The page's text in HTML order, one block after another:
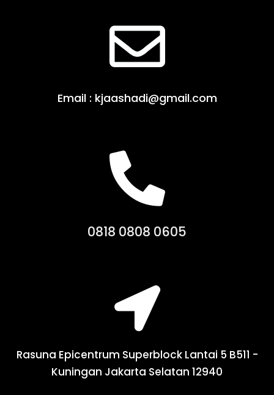
Email : kjaashadi@gmail.com
0818 0808 0605
Rasuna Epicentrum Superblock Lantai 5 B511 -
Kuningan Jakarta Selatan 12940